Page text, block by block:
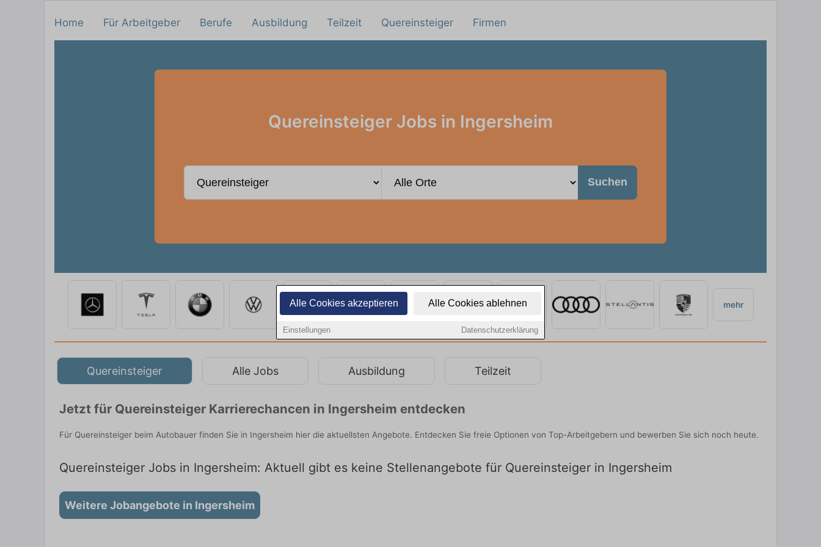
Alle Cookies akzeptieren Alle Cookies ablehnen
Einstellungen Datenschutzerklärung
Home Für Arbeitgeber Berufe Ausbildung Teilzeit Quereinsteiger Firmen
Quereinsteiger Jobs in Ingersheim
Suchen
mehr
Quereinsteiger Alle Jobs Ausbildung Teilzeit
Jetzt für Quereinsteiger Karrierechancen in Ingersheim entdecken
Für Quereinsteiger beim Autobauer finden Sie in Ingersheim hier die aktuellsten Angebote. Entdecken Sie freie Optionen von Top-Arbeitgebern und bewerben Sie sich noch heute.
Quereinsteiger Jobs in Ingersheim: Aktuell gibt es keine Stellenangebote für Quereinsteiger in Ingersheim
Weitere Jobangebote in Ingersheim